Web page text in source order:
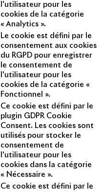
l'utilisateur pour les
cookies de la catégorie
« Analytics ».
Le cookie est défini par le
consentement aux cookies
du RGPD pour enregistrer
le consentement de
l'utilisateur pour les
cookies de la catégorie «
Fonctionnel ».
Ce cookie est défini par le
plugin GDPR Cookie
Consent. Les cookies sont
utilisés pour stocker le
consentement de
l'utilisateur pour les
cookies dans la catégorie
« Nécessaire ».
Ce cookie est défini par le